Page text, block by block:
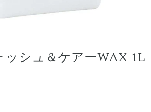
ッシュ＆ケアーWAX 1L